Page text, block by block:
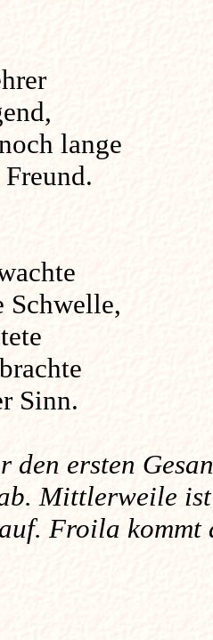
lange
Sinn.
den ersten
Mittlerweile
Froila kommt